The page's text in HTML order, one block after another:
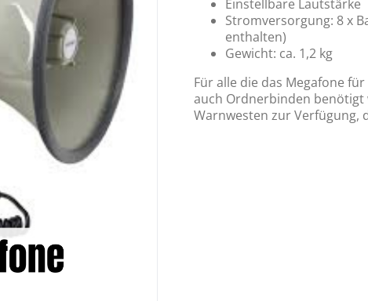
Einstellbare Lautstärke
Stromversorgung: 8 x
enthalten)
Gewicht: ca. 1,2 kg
Für alle die das Megafone
auch Ordnerbinden benötigt
Warnwesten zur Verfügung,